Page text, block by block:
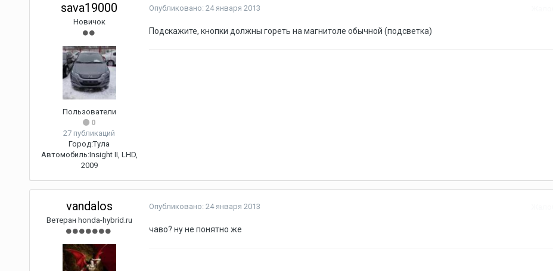
sava19000
Новичок
Пользователи
0
27 публикаций
Город:Тула
Автомобиль:Insight II, LHD,
2009
Опубликовано: 24 января 2013
Подскажите, кнопки должны гореть на магнитоле обычной (подсветка)
vandalos
Ветеран honda-hybrid.ru
Опубликовано: 24 января 2013
чаво? ну не понятно же